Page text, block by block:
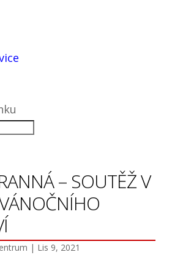
– SOUTĚŽ V
| Lis 9, 2021